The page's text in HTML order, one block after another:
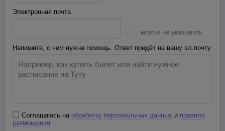
Электронная почта
можно не указывать
Напишите, с чем нужна помощь. Ответ придёт на вашу эл.почту
Соглашаюсь на обработку персональных данных и правила
размещения